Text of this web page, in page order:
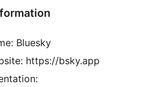
Bluesky
https://bsky.app